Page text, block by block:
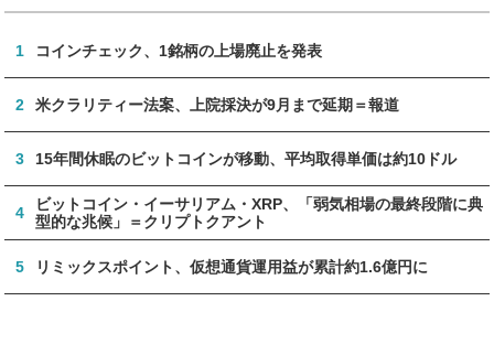
1 コインチェック、1銘柄の上場廃止を発表
2 米クラリティー法案、上院採決が9月まで延期＝報道
3 15年間休眠のビットコインが移動、平均取得単価は約10ドル
4
ビットコイン・イーサリアム・XRP、「弱気相場の最終段階に典
型的な兆候」＝クリプトクアント
5 リミックスポイント、仮想通貨運用益が累計約1.6億円に